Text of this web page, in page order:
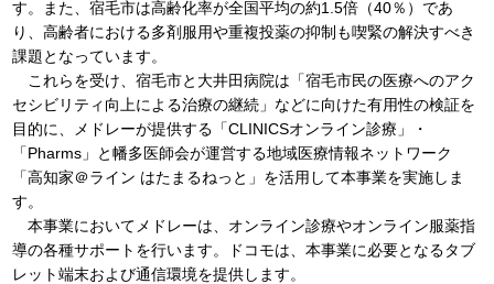
す。また、宿毛市は高齢化率が全国平均の約1.5倍（40％）であ
り、高齢者における多剤服用や重複投薬の抑制も喫緊の解決すべき
課題となっています。
これらを受け、宿毛市と大井田病院は「宿毛市民の医療へのアク
セシビリティ向上による治療の継続」などに向けた有用性の検証を
目的に、メドレーが提供する「CLINICSオンライン診療」・
「Pharms」と幡多医師会が運営する地域医療情報ネットワーク
「高知家＠ライン はたまるねっと」を活用して本事業を実施しま
す。
本事業においてメドレーは、オンライン診療やオンライン服薬指
導の各種サポートを行います。ドコモは、本事業に必要となるタブ
レット端末および通信環境を提供します。